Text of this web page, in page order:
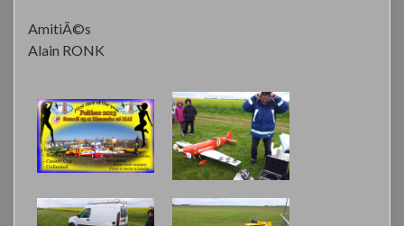
AmitiÃ©s
Alain RONK